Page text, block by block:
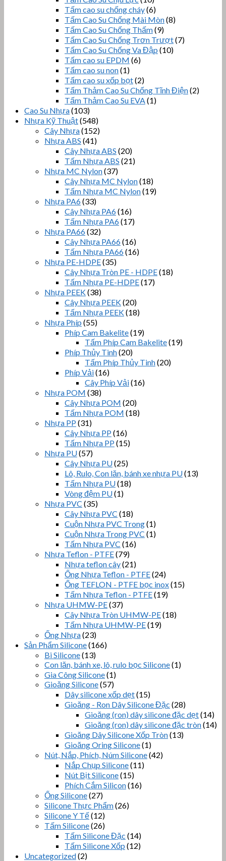
Tấm cao su chống cháy(6)
Tấm Cao Su Chống Mài Mòn(8)
Tấm Cao Su Chống Thấm(9)
Tấm Cao Su Chống Trơn Trượt(7)
Tấm Cao Su Chống Va Đập (10)
Tấm cao su EPDM (6)
Tấm cao su non(1)
Tấm cao su xốp bọt(2)
Tấm Thảm Cao Su Chống Tĩnh Điện(2)
Tấm Thảm Cao Su EVA(1)
Cao Su Nhựa(103)
Nhựa Kỹ Thuật(548)
Cây Nhựa(152)
Nhựa ABS (41)
Cây Nhựa ABS (20)
Tấm Nhựa ABS (21)
Nhựa MC Nylon(37)
Cây Nhựa MC Nylon(18)
Tấm Nhựa MC Nylon(19)
Nhựa PA6(33)
Cây Nhựa PA6(16)
Tấm Nhựa PA6(17)
Nhựa PA66(32)
Cây Nhựa PA66(16)
Tấm Nhựa PA66(16)
Nhựa PE-HDPE(35)
Cây Nhựa Tròn PE - HDPE(18)
Tấm Nhựa PE-HDPE(17)
Nhựa PEEK(38)
Cây Nhựa PEEK(20)
Tấm Nhựa PEEK(18)
Nhựa Phíp (55)
Phíp Cam Bakelite(19)
Tấm Phíp Cam Bakelite(19)
Phíp Thủy Tinh(20)
Tấm Phíp Thủy Tinh(20)
Phíp Vải(16)
Cây Phíp Vải(16)
Nhựa POM (38)
Cây Nhựa POM (20)
Tấm Nhựa POM (18)
Nhựa PP (31)
Cây Nhựa PP (16)
Tấm Nhựa PP (15)
Nhựa PU(57)
Cây Nhựa PU(25)
Lô, Rulo, Con lăn, bánh xe nhựa PU(13)
Tấm Nhựa PU(18)
Vòng đệm PU(1)
Nhựa PVC (35)
Cây Nhựa PVC (18)
Cuộn Nhựa PVC Trong(1)
Cuộn Nhựa Trong PVC (1)
Tấm Nhựa PVC (16)
Nhựa Teflon - PTFE(79)
Nhựa teflon cây(21)
Ống Nhựa Teflon - PTFE(24)
Ống TEFLON - PTFE bọc inox(15)
Tấm Nhựa Teflon - PTFE(19)
Nhựa UHMW-PE(37)
Cây Nhựa Tròn UHMW-PE(18)
Tấm Nhựa UHMW-PE(19)
Ống Nhựa(23)
Sản Phẩm Silicone(166)
Bi Silicone(13)
Con lăn, bánh xe, lô, rulo bọc Silicone(1)
Gia Công Silicone(1)
Gioăng Silicone(57)
Dây silicone xốp dẹt(15)
Gioăng - Ron Dây Silicone Đặc (28)
Gioăng (ron) dây silicone đặc dẹt(14)
Gioăng (ron) dây silicone đặc tròn(14)
Gioăng Dây Silicone Xốp Tròn(13)
Gioăng Oring Silicone(1)
Nút, Nắp, Phích, Núm Silicone(42)
Nắp Chụp Silicone(11)
Nút Bịt Silicone(15)
Phích Cắm Silicon(16)
Ống Silicone(27)
Silicone Thực Phẩm(26)
Silicone Y Tế(12)
Tấm Silicone(26)
Tấm Silicone Đặc (14)
Tấm Silicone Xốp (12)
Uncategorized(2)